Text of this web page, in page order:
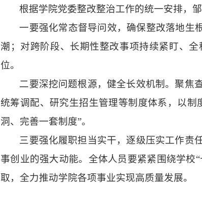
根据学院党委整改整治工作的统一安排，
一要强化常态督导问效，确保整改落地生
潮；对跨阶段、长期性整改事项持续紧盯、
位。
二要深挖问题根源，健全长效机制。聚焦
统筹调配、研究生招生管理等制度体系，以制
洞、完善一套制度”。
三要强化履职担当实干，逐级压实工作责
事创业的强大动能。全体人员要紧紧围绕学校
取，全力推动学院各项事业实现高质量发展。